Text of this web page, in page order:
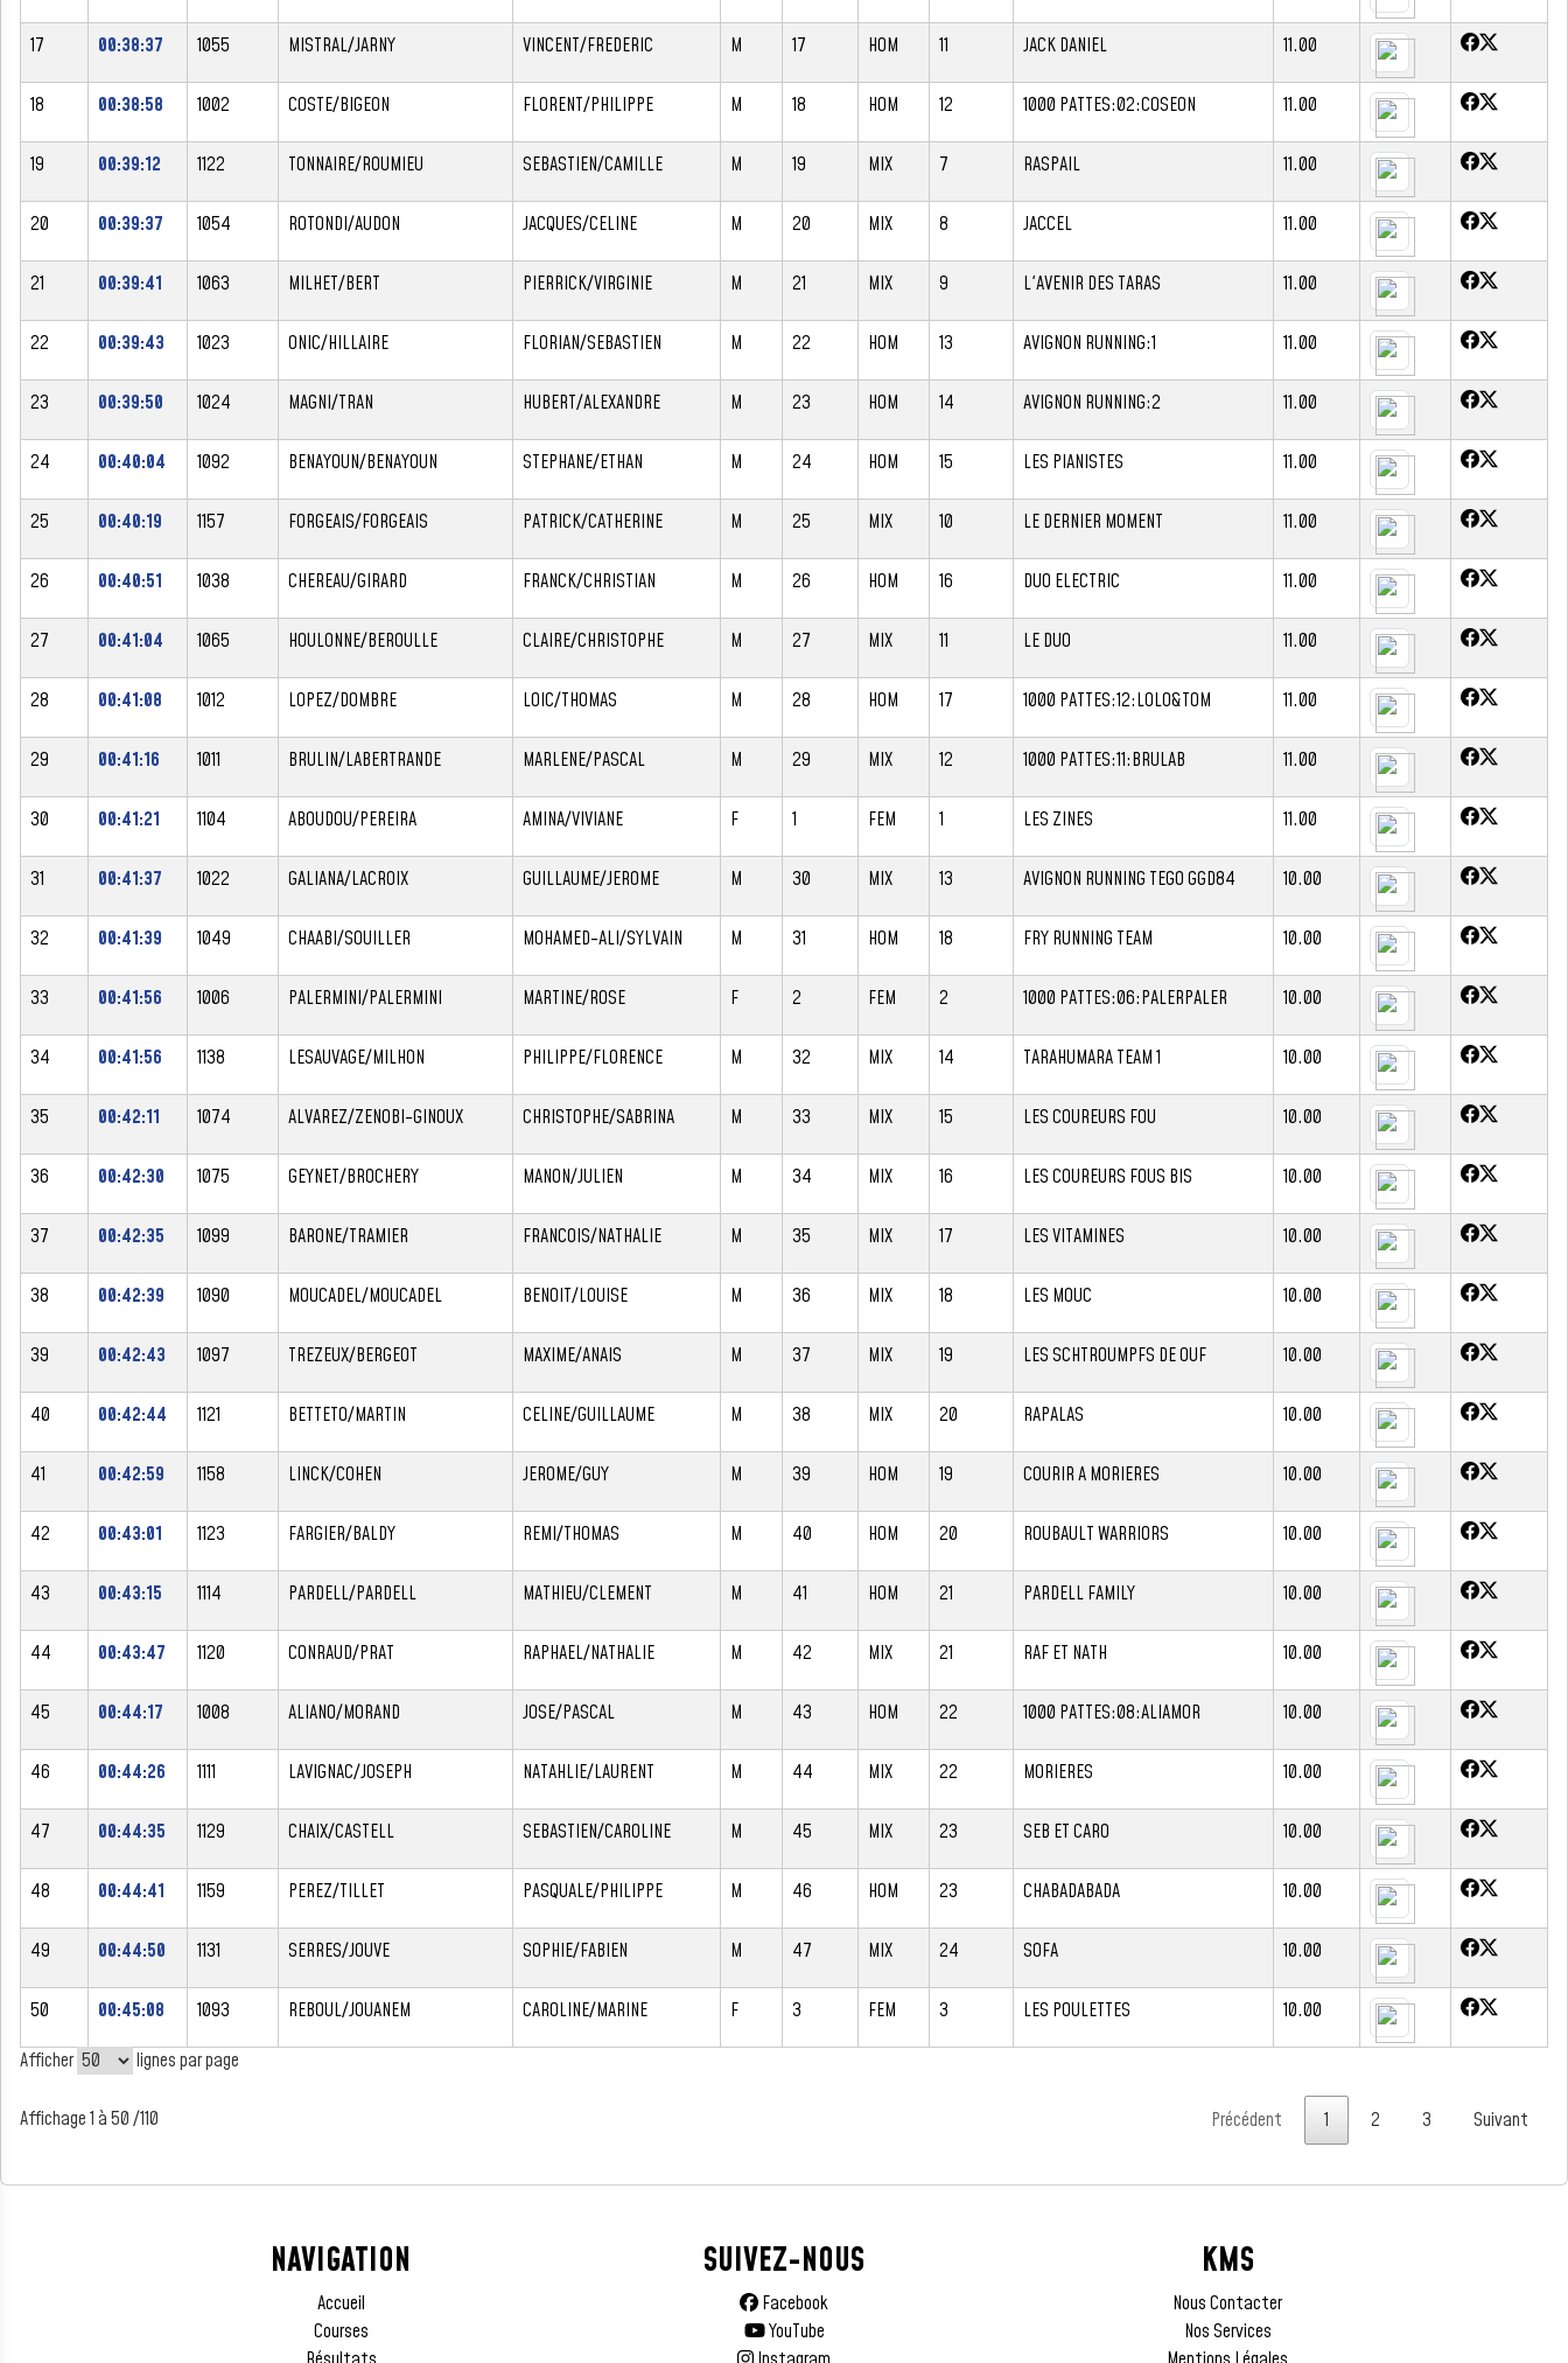
17 00:38:37 1055 MISTRAL/JARNY VINCENT/FREDERIC M 17 HOM 11 JACK DANIEL 11.00
18 00:38:58 1002 COSTE/BIGEON FLORENT/PHILIPPE M 18 HOM 12 1000 PATTES:02:COSEON 11.00
19 00:39:12 1122 TONNAIRE/ROUMIEU SEBASTIEN/CAMILLE M 19 MIX 7 RASPAIL 11.00
20 00:39:37 1054 ROTONDI/AUDON JACQUES/CELINE M 20 MIX 8 JACCEL 11.00
21 00:39:41 1063 MILHET/BERT PIERRICK/VIRGINIE M 21 MIX 9 L'AVENIR DES TARAS 11.00
22 00:39:43 1023 ONIC/HILLAIRE FLORIAN/SEBASTIEN M 22 HOM 13 AVIGNON RUNNING:1 11.00
23 00:39:50 1024 MAGNI/TRAN HUBERT/ALEXANDRE M 23 HOM 14 AVIGNON RUNNING:2 11.00
24 00:40:04 1092 BENAYOUN/BENAYOUN STEPHANE/ETHAN M 24 HOM 15 LES PIANISTES 11.00
25 00:40:19 1157 FORGEAIS/FORGEAIS PATRICK/CATHERINE M 25 MIX 10 LE DERNIER MOMENT 11.00
26 00:40:51 1038 CHEREAU/GIRARD FRANCK/CHRISTIAN M 26 HOM 16 DUO ELECTRIC 11.00
27 00:41:04 1065 HOULONNE/BEROULLE CLAIRE/CHRISTOPHE M 27 MIX 11 LE DUO 11.00
28 00:41:08 1012 LOPEZ/DOMBRE LOIC/THOMAS M 28 HOM 17 1000 PATTES:12:LOLO&TOM 11.00
29 00:41:16 1011 BRULIN/LABERTRANDE MARLENE/PASCAL M 29 MIX 12 1000 PATTES:11:BRULAB 11.00
30 00:41:21 1104 ABOUDOU/PEREIRA AMINA/VIVIANE F 1 FEM 1 LES ZINES 11.00
31 00:41:37 1022 GALIANA/LACROIX GUILLAUME/JEROME M 30 MIX 13 AVIGNON RUNNING TEGO GGD84 10.00
32 00:41:39 1049 CHAABI/SOUILLER MOHAMED-ALI/SYLVAIN M 31 HOM 18 FRY RUNNING TEAM 10.00
33 00:41:56 1006 PALERMINI/PALERMINI MARTINE/ROSE F 2 FEM 2 1000 PATTES:06:PALERPALER 10.00
34 00:41:56 1138 LESAUVAGE/MILHON PHILIPPE/FLORENCE M 32 MIX 14 TARAHUMARA TEAM 1 10.00
35 00:42:11 1074 ALVAREZ/ZENOBI-GINOUX CHRISTOPHE/SABRINA M 33 MIX 15 LES COUREURS FOU 10.00
36 00:42:30 1075 GEYNET/BROCHERY MANON/JULIEN M 34 MIX 16 LES COUREURS FOUS BIS 10.00
37 00:42:35 1099 BARONE/TRAMIER FRANCOIS/NATHALIE M 35 MIX 17 LES VITAMINES 10.00
38 00:42:39 1090 MOUCADEL/MOUCADEL BENOIT/LOUISE M 36 MIX 18 LES MOUC 10.00
39 00:42:43 1097 TREZEUX/BERGEOT MAXIME/ANAIS M 37 MIX 19 LES SCHTROUMPFS DE OUF 10.00
40 00:42:44 1121 BETTETO/MARTIN CELINE/GUILLAUME M 38 MIX 20 RAPALAS 10.00
41 00:42:59 1158 LINCK/COHEN JEROME/GUY M 39 HOM 19 COURIR A MORIERES 10.00
42 00:43:01 1123 FARGIER/BALDY REMI/THOMAS M 40 HOM 20 ROUBAULT WARRIORS 10.00
43 00:43:15 1114 PARDELL/PARDELL MATHIEU/CLEMENT M 41 HOM 21 PARDELL FAMILY 10.00
44 00:43:47 1120 CONRAUD/PRAT RAPHAEL/NATHALIE M 42 MIX 21 RAF ET NATH 10.00
45 00:44:17 1008 ALIANO/MORAND JOSE/PASCAL M 43 HOM 22 1000 PATTES:08:ALIAMOR 10.00
46 00:44:26 1111 LAVIGNAC/JOSEPH NATAHLIE/LAURENT M 44 MIX 22 MORIERES 10.00
47 00:44:35 1129 CHAIX/CASTELL SEBASTIEN/CAROLINE M 45 MIX 23 SEB ET CARO 10.00
48 00:44:41 1159 PEREZ/TILLET PASQUALE/PHILIPPE M 46 HOM 23 CHABADABADA 10.00
49 00:44:50 1131 SERRES/JOUVE SOPHIE/FABIEN M 47 MIX 24 SOFA 10.00
50 00:45:08 1093 REBOUL/JOUANEM CAROLINE/MARINE F 3 FEM 3 LES POULETTES
10.00
Afficher
lignes par page
Affichage 1 à 50 /110 Précédent 1 2 3 Suivant
NAVIGATION
Accueil
Courses
SUIVEZ-NOUS
Facebook
YouTube
KMS
Nous Contacter
Nos Services